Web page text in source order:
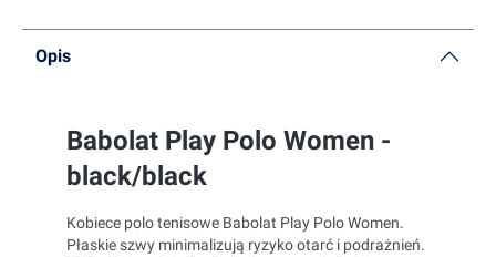
Opis
Babolat Play Polo Women -
black/black
Kobiece polo tenisowe Babolat Play Polo Women.
Płaskie szwy minimalizują ryzyko otarć i podrażnień.